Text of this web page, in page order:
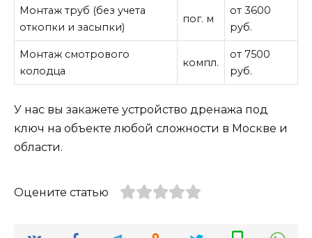
Монтаж труб (без учета
откопки и засыпки)
пог. м
от 3600
руб.
Монтаж смотрового
колодца
компл.
от 7500
руб.
У нас вы закажете устройство дренажа под
ключ на объекте любой сложности в Москве и
области.
Оцените статью